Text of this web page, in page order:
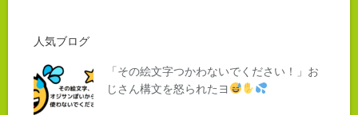
人気ブログ
「その絵文字つかわないでください！」お
じさん構文を怒られたヨ